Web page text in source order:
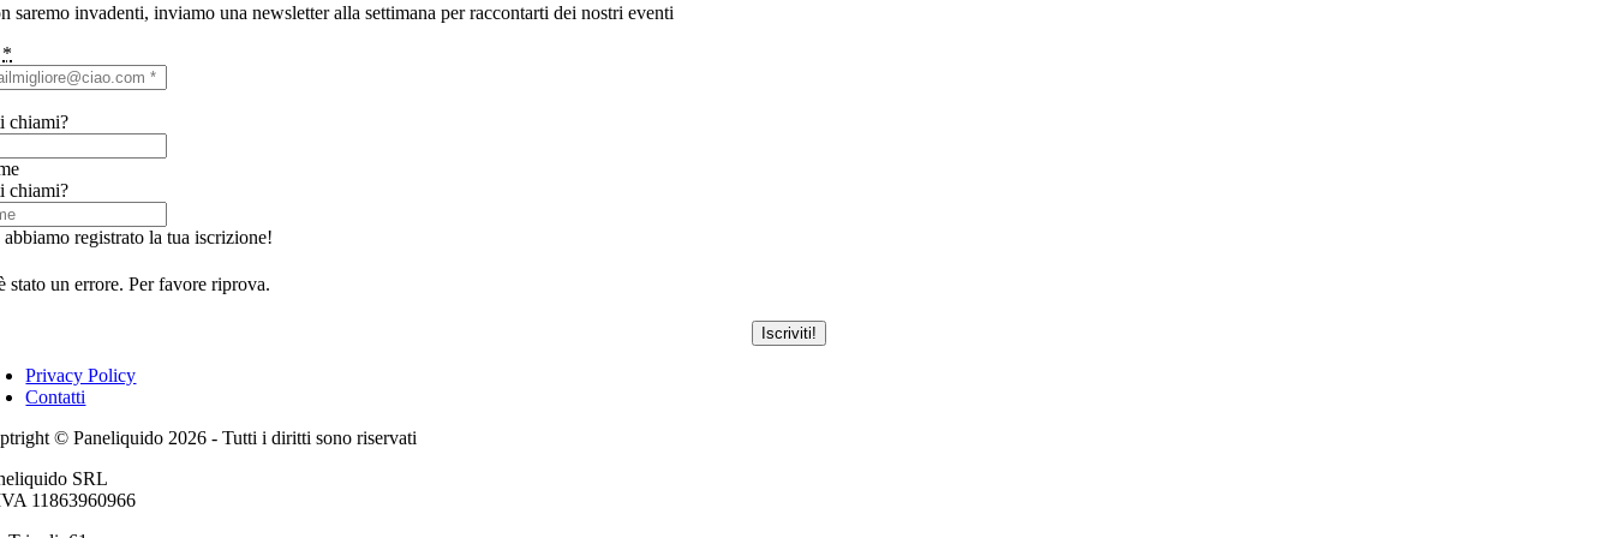
saremo invadenti, inviamo una newsletter alla settimana per raccontarti dei nostri eventi
*
chiami?
chiami?
abbiamo registrato la tua iscrizione!
stato un errore. Per favore riprova.
Iscriviti!
Privacy Policy
Contatti
© Paneliquido 2026 - Tutti i diritti sono riservati
SRL
11863960966